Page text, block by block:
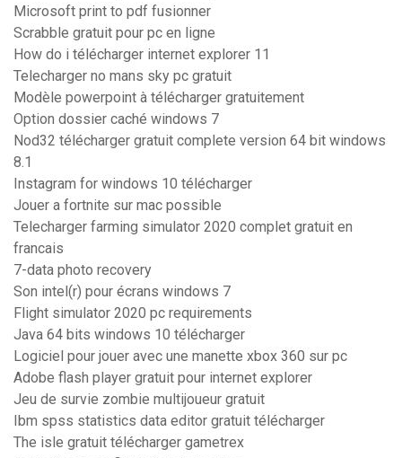
Microsoft print to pdf fusionner
Scrabble gratuit pour pc en ligne
How do i télécharger internet explorer 11
Telecharger no mans sky pc gratuit
Modèle powerpoint à télécharger gratuitement
Option dossier caché windows 7
Nod32 télécharger gratuit complete version 64 bit windows
8.1
Instagram for windows 10 télécharger
Jouer a fortnite sur mac possible
Telecharger farming simulator 2020 complet gratuit en
francais
7-data photo recovery
Son intel(r) pour écrans windows 7
Flight simulator 2020 pc requirements
Java 64 bits windows 10 télécharger
Logiciel pour jouer avec une manette xbox 360 sur pc
Adobe flash player gratuit pour internet explorer
Jeu de survie zombie multijoueur gratuit
Ibm spss statistics data editor gratuit télécharger
The isle gratuit télécharger gametrex